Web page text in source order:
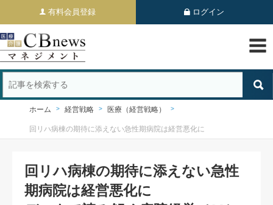
有料会員登録 ログイン
ホーム 経営戦略 医療（経営戦略）
回リハ病棟の期待に添えない急性期病院は経営悪化に
回リハ病棟の期待に添えない急性
期病院は経営悪化に